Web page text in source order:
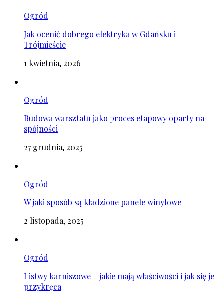
Ogród
Jak ocenić dobrego elektryka w Gdańsku i
Trójmieście
1 kwietnia, 2026
Ogród
Budowa warsztatu jako proces etapowy oparty na
spójności
27 grudnia, 2025
Ogród
W jaki sposób są kładzione panele winylowe
2 listopada, 2025
Ogród
Listwy karniszowe – jakie mają właściwości i jak się je
przykręca